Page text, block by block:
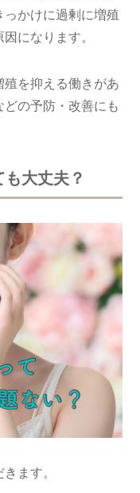
っかけに過剰に増殖
になります。
を抑える働きがあ
の予防・改善にも
大丈夫？
ます。